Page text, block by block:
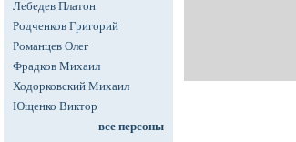
Лебедев Платон
Родченков Григорий
Романцев Олег
Фрадков Михаил
Ходорковский Михаил
Ющенко Виктор
все персоны